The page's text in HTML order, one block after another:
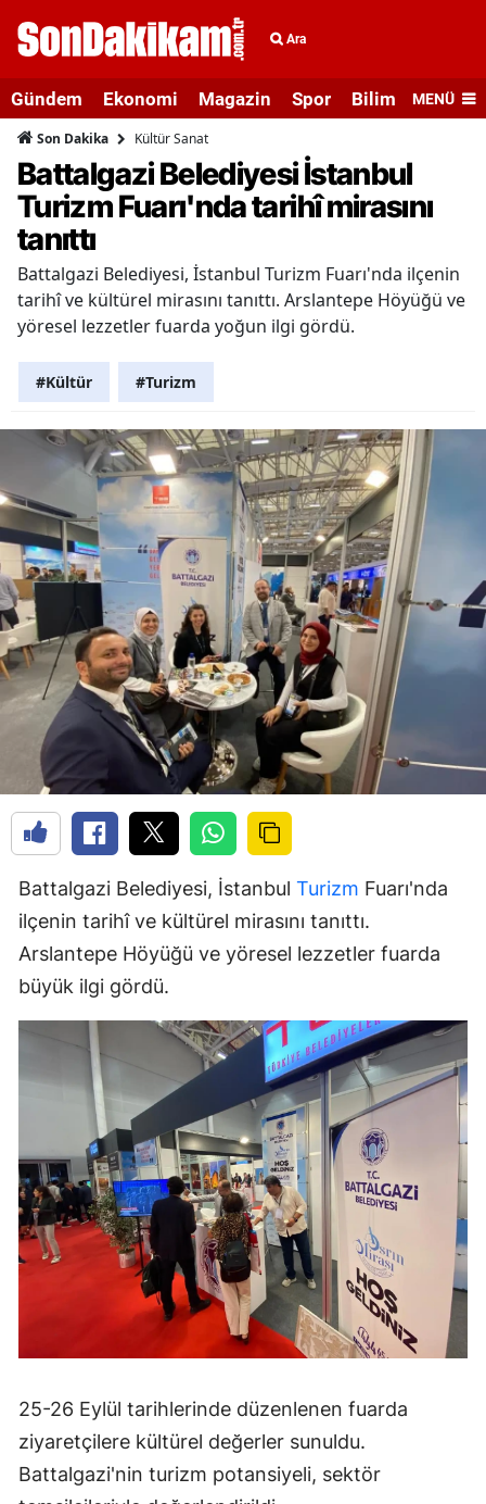
Ara
Gündem Ekonomi Magazin Spor Bilim veMENÜ
Son Dakika Kültür Sanat
Battalgazi Belediyesi İstanbul
Turizm Fuarı'nda tarihî mirasını
tanıttı
Battalgazi Belediyesi, İstanbul Turizm Fuarı'nda ilçenin
tarihî ve kültürel mirasını tanıttı. Arslantepe Höyüğü ve
yöresel lezzetler fuarda yoğun ilgi gördü.
#Kültür #Turizm
Battalgazi Belediyesi, İstanbul Turizm Fuarı'nda
ilçenin tarihî ve kültürel mirasını tanıttı.
Arslantepe Höyüğü ve yöresel lezzetler fuarda
büyük ilgi gördü.
25-26 Eylül tarihlerinde düzenlenen fuarda
ziyaretçilere kültürel değerler sunuldu.
Battalgazi'nin turizm potansiyeli, sektör